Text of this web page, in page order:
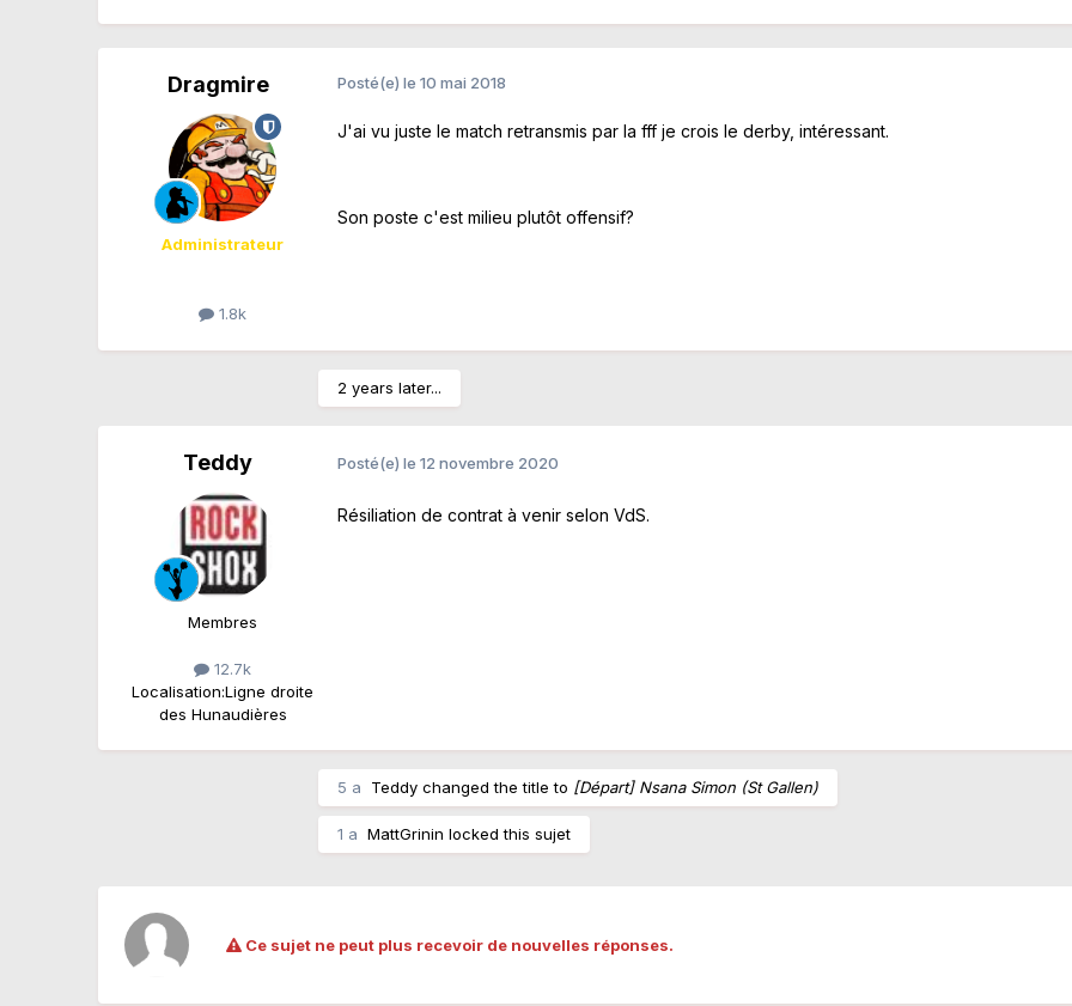
Dragmire
Administrateur
1.8k
Posté(e)le 10 mai 2018
J'ai vu juste le match retransmis par la fff je crois le derby, intéressant.
Son poste c'est milieu plutôt offensif?
2 years later...
Teddy
Membres
12.7k
Localisation:Ligne droite
des Hunaudières
Posté(e)le 12 novembre 2020
Résiliation de contrat à venir selon VdS.
5 a Teddy changed the title to [Départ] Nsana Simon (St Gallen)
1 a MattGrinin locked this sujet
Ce sujet ne peut plus recevoir de nouvelles réponses.